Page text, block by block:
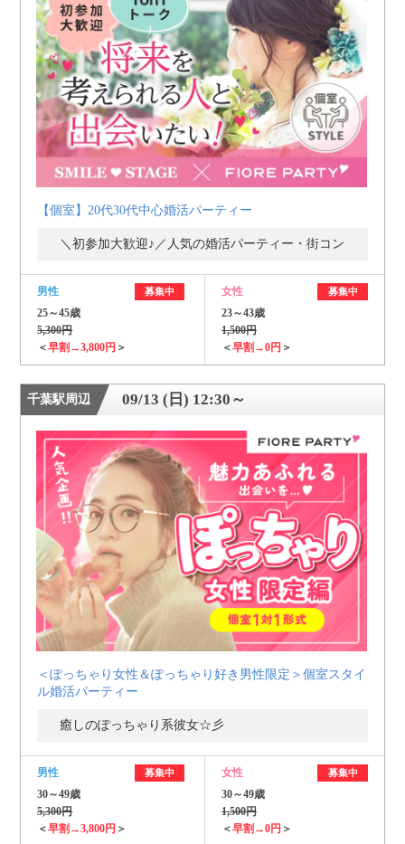
【個室】20代30代中心婚活パーティー
＼初参加大歓迎♪／人気の婚活パーティー・街コン
男性 募集中
25～45歳
5,300円
＜早割→3,800円 ＞
女性 募集中
23～43歳
1,500円
＜早割→0円 ＞
千葉駅周辺 09/13 (日) 12:30～
＜ぽっちゃり女性＆ぽっちゃり好き男性限定＞個室スタイ
ル婚活パーティー
癒しのぽっちゃり系彼女☆彡
男性 募集中
30～49歳
5,300円
＜早割→3,800円 ＞
女性 募集中
30～49歳
1,500円
＜早割→0円 ＞